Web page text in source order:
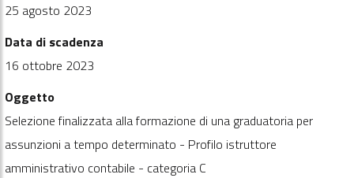
25 agosto 2023
Data di scadenza
16 ottobre 2023
Oggetto
Selezione finalizzata alla formazione di una graduatoria per
assunzioni a tempo determinato - Profilo istruttore
amministrativo contabile - categoria C